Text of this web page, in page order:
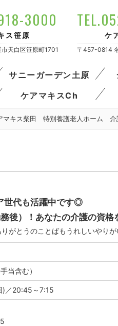
ケ
〒457-0814
3000
ス笹原
天白区笹原町1701
サニーガーデン土原
ケアマキスCh
マキス柴田 特別養護老人ホーム 介
世代も活躍中です◎
後）！あなたの介護の資格
がとうのことばもうれしいやりが
当含む）
)／20:45～7:15